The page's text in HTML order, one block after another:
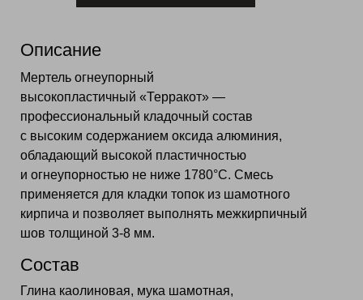
Глина каолиновая, мука шамотная,
Описание
Состав
Мертель огнеупорный
высокопластичный «Терракот» —
профессиональный кладочный состав
с высоким содержанием оксида алюминия,
обладающий высокой пластичностью
и огнеупорностью не ниже 1780°С. Смесь
применяется для кладки топок из шамотного
кирпича и позволяет выполнять межкирпичный
шов толщиной 3-8 мм.